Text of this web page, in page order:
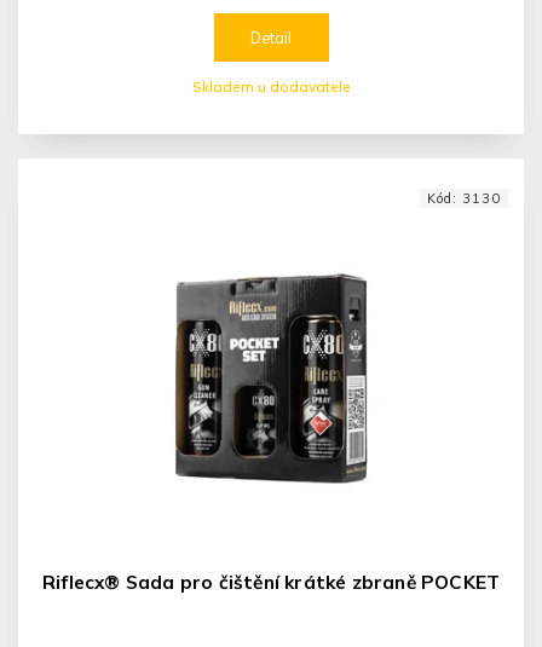
Skladem u dodavatele
Detail
Riflecx® Sada pro čištění krátké zbraně POCKET
Kód: 3130